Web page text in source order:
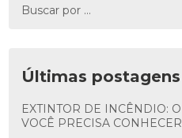
Últimas postagens
EXTINTOR DE INCÊNDIO: O GUIA COMPLETO QUE
VOCÊ PRECISA CONHECER